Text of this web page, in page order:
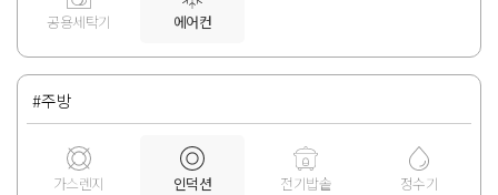
공용세탁기 에어컨
#주방
가스렌지 인덕션 전기밥솥 정수기